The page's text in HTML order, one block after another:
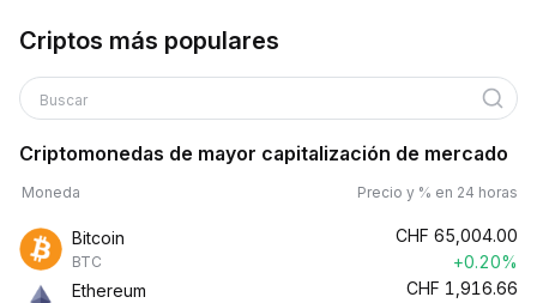
Criptos más populares
Buscar
Criptomonedas de mayor capitalización de mercado
Moneda Precio y % en 24 horas
Bitcoin
BTC
CHF 65,004.00
+0.20%
Ethereum
CHF 1,916.66